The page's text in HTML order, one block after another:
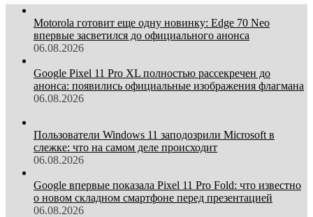
Motorola готовит еще одну новинку: Edge 70 Neo
впервые засветился до официального анонса
06.08.2026
Google Pixel 11 Pro XL полностью рассекречен до
анонса: появились официальные изображения флагмана
06.08.2026
Пользователи Windows 11 заподозрили Microsoft в
слежке: что на самом деле происходит
06.08.2026
Google впервые показала Pixel 11 Pro Fold: что известно
о новом складном смартфоне перед презентацией
06.08.2026